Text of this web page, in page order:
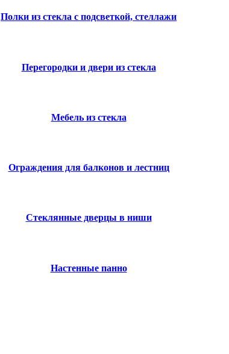
Полки из стекла с подсветкой, стеллажи
Перегородки и двери из стекла
Мебель из стекла
Ограждения для балконов и лестниц
Стеклянные дверцы в ниши
Настенные панно